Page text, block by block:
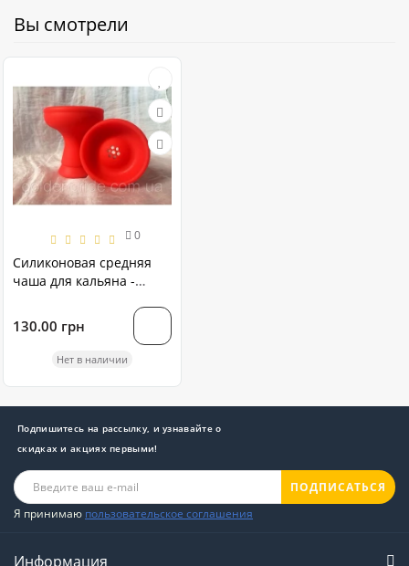
Вы смотрели
0
Силиконовая средняя
чаша для кальяна -
130.00 грн
Нет в наличии
Подпишитесь на рассылку, и узнавайте о
скидках и акциях первыми!
ПОДПИСАТЬСЯ
Я принимаю пользовательское соглашения
Информация